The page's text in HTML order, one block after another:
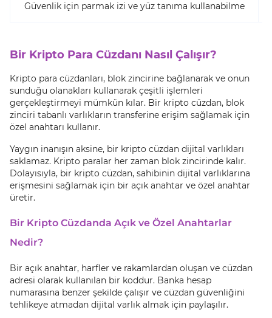
Güvenlik için parmak izi ve yüz tanıma kullanabilme
Bir Kripto Para Cüzdanı Nasıl Çalışır?
Kripto para cüzdanları, blok zincirine bağlanarak ve onun
sunduğu olanakları kullanarak çeşitli işlemleri
gerçekleştirmeyi mümkün kılar. Bir kripto cüzdan, blok
zinciri tabanlı varlıkların transferine erişim sağlamak için
özel anahtarı kullanır.
Yaygın inanışın aksine, bir kripto cüzdan dijital varlıkları
saklamaz. Kripto paralar her zaman blok zincirinde kalır.
Dolayısıyla, bir kripto cüzdan, sahibinin dijital varlıklarına
erişmesini sağlamak için bir açık anahtar ve özel anahtar
üretir.
Bir Kripto Cüzdanda Açık ve Özel Anahtarlar
Nedir?
Bir açık anahtar, harfler ve rakamlardan oluşan ve cüzdan
adresi olarak kullanılan bir koddur. Banka hesap
numarasına benzer şekilde çalışır ve cüzdan güvenliğini
tehlikeye atmadan dijital varlık almak için paylaşılır.